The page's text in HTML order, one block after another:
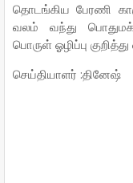
தொடங்கிய பேரணி
வலம் வந்து
பொருள் ஓழிப்பு
செய்தியாளர் :தினேஷ்